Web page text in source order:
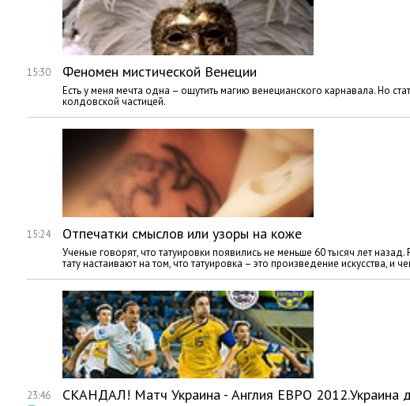
15:30 Феномен мистической Венеции
Есть у меня мечта одна – ощутить магию венецианского карнавала. Но
колдовской частицей.
15:24 Отпечатки смыслов или узоры на коже
Ученые говорят, что татуировки появились не меньше 60 тысяч лет
тату настаивают на том, что татуировка – это произведение искусства, и
23:46 СКАНДАЛ! Матч Украина - Англия ЕВРО 2012.Украина